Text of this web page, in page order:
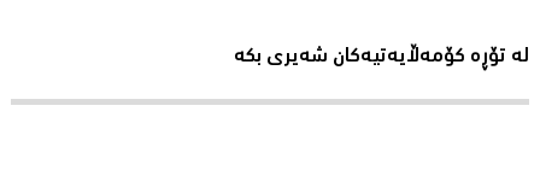
لە تۆڕە کۆمەڵایەتیەکان شەیری بکە